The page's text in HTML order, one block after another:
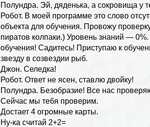
Полундра. Эй, дяденька, а сокровища у
Робот. В моей программе это слово
объекта для обучения. Провожу
пиратов колпаки.) Уровень знаний —
обучения! Садитесь! Приступаю к
звезду в созвездии рыб.
Джон. Селедка!
Робот. Ответ не ясен, ставлю двойку!
Полундра. Безобразие! Все нас
Сейчас мы тебя проверим.
Достает 4 огромные карты.
Ну-ка считай 2+2=